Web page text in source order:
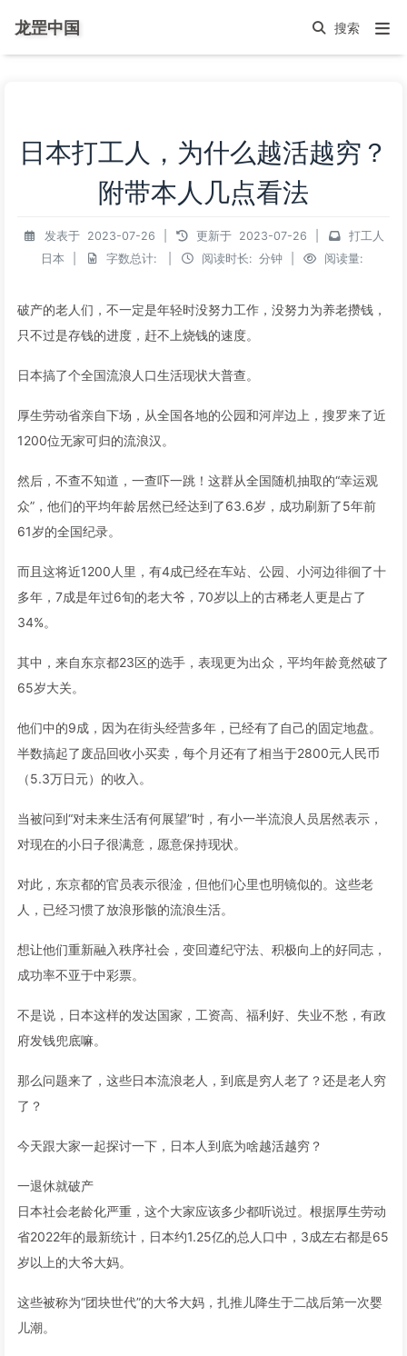
龙罡中国
日本打工人，为什么越活越穷？
附带本人几点看法
发表于 2023-07-26 更新于 2023-07-26
打工人
日本
字数总计: 阅读时长: 分钟 阅读量:
破产的老人们，不一定是年轻时没努力工作，没努力为养老攒钱，
只不过是存钱的进度，赶不上烧钱的速度。
日本搞了个全国流浪人口生活现状大普查。
厚生劳动省亲自下场，从全国各地的公园和河岸边上，搜罗来了近
1200位无家可归的流浪汉。
然后，不查不知道，一查吓一跳！这群从全国随机抽取的“幸运观
众”，他们的平均年龄居然已经达到了63.6岁，成功刷新了5年前
61岁的全国纪录。
而且这将近1200人里，有4成已经在车站、公园、小河边徘徊了十
多年，7成是年过6旬的老大爷，70岁以上的古稀老人更是占了
34%。
其中，来自东京都23区的选手，表现更为出众，平均年龄竟然破了
65岁大关。
他们中的9成，因为在街头经营多年，已经有了自己的固定地盘。
半数搞起了废品回收小买卖，每个月还有了相当于2800元人民币
（5.3万日元）的收入。
当被问到“对未来生活有何展望”时，有小一半流浪人员居然表示，
对现在的小日子很满意，愿意保持现状。
对此，东京都的官员表示很淦，但他们心里也明镜似的。这些老
人，已经习惯了放浪形骸的流浪生活。
想让他们重新融入秩序社会，变回遵纪守法、积极向上的好同志，
成功率不亚于中彩票。
不是说，日本这样的发达国家，工资高、福利好、失业不愁，有政
府发钱兜底嘛。
那么问题来了，这些日本流浪老人，到底是穷人老了？还是老人穷
了？
今天跟大家一起探讨一下，日本人到底为啥越活越穷？
一退休就破产
日本社会老龄化严重，这个大家应该多少都听说过。根据厚生劳动
省2022年的最新统计，日本约1.25亿的总人口中，3成左右都是65
岁以上的大爷大妈。
这些被称为“团块世代”的大爷大妈，扎推儿降生于二战后第一次婴
儿潮。